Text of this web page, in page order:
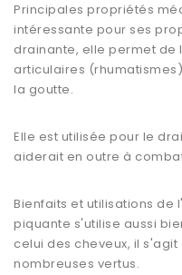
Principales propriétés
intéressante pour ses
drainante, elle permet de
articulaires
la goutte.
Elle est utilisée pour le
aiderait en outre à
Bienfaits et utilisations de
piquante s'utilise aussi
celui des cheveux, il
nombreuses vertus.